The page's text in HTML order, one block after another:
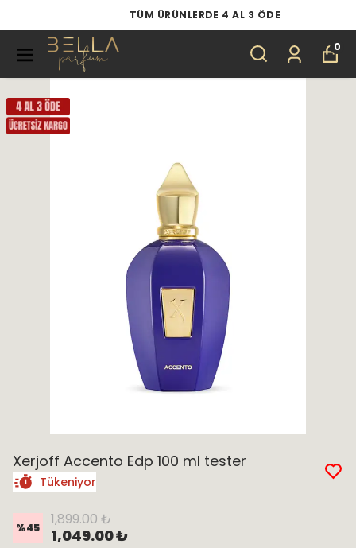
TÜM ÜRÜNLERDE 4 AL 3 ÖDE
0
Xerjoff Accento Edp 100 ml tester
Tükeniyor
%45 1,899.00 ₺
1,049.00 ₺